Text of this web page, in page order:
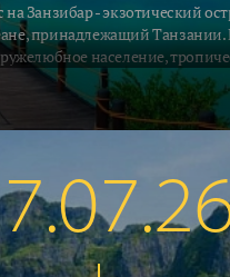
Занзибар - экзотический
принадлежащий
население,
песчаные пляжи
десятки тысяч туристов со
остров выполняет прямые
по хорошим ценам. Мы
этой возможностью и рвануть